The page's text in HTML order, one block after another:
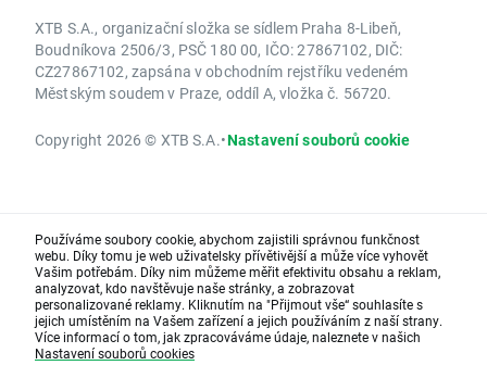
XTB S.A., organizační složka se sídlem Praha 8-Libeň,
Boudníkova 2506/3, PSČ 180 00, IČO: 27867102, DIČ:
CZ27867102, zapsána v obchodním rejstříku vedeném
Městským soudem v Praze, oddíl A, vložka č. 56720.
Copyright 2026 © XTB S.A.•Nastavení souborů cookie
Používáme soubory cookie, abychom zajistili správnou funkčnost
webu. Díky tomu je web uživatelsky přívětivější a může více vyhovět
Vašim potřebám. Díky nim můžeme měřit efektivitu obsahu a reklam,
analyzovat, kdo navštěvuje naše stránky, a zobrazovat
personalizované reklamy. Kliknutím na "Přijmout vše“ souhlasíte s
jejich umístěním na Vašem zařízení a jejich používáním z naší strany.
Více informací o tom, jak zpracováváme údaje, naleznete v našich
Nastavení souborů cookies